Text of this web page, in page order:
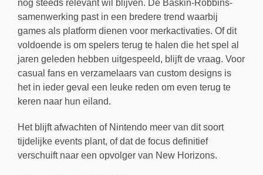
nog steeds relevant wil blijven. De Baskin-Robbins-
samenwerking past in een bredere trend waarbij
games als platform dienen voor merkactivaties. Of dit
voldoende is om spelers terug te halen die het spel al
jaren geleden hebben uitgespeeld, blijft de vraag. Voor
casual fans en verzamelaars van custom designs is
het in ieder geval een leuke reden om even terug te
keren naar hun eiland.
Het blijft afwachten of Nintendo meer van dit soort
tijdelijke events plant, of dat de focus definitief
verschuift naar een opvolger van New Horizons.